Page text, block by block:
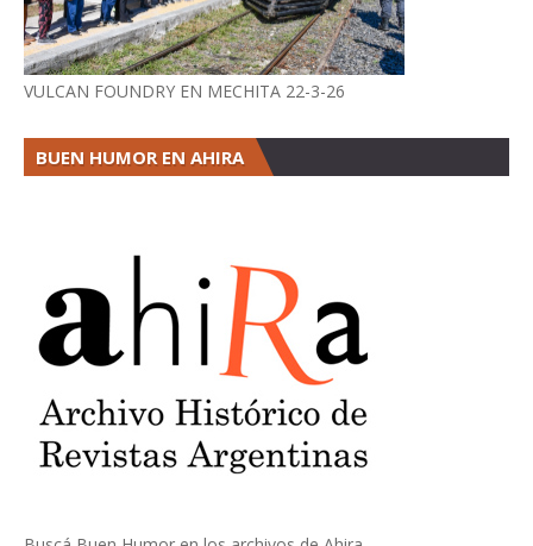
VULCAN FOUNDRY EN MECHITA 22-3-26
BUEN HUMOR EN AHIRA